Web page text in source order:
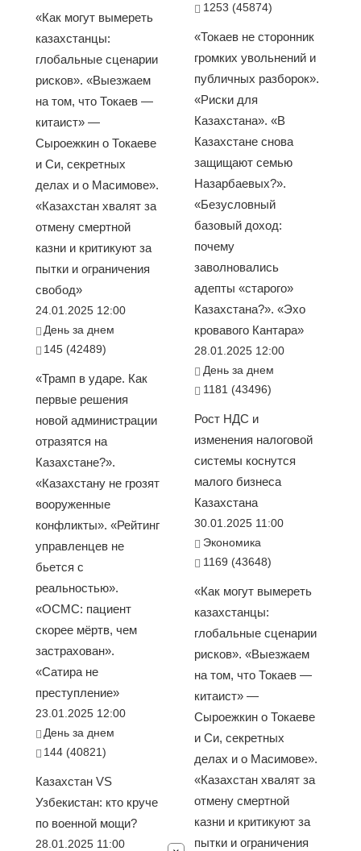
«Как могут вымереть
казахстанцы:
глобальные сценарии
рисков». «Выезжаем
на том, что Токаев —
китаист» —
Сыроежкин о Токаеве
и Си, секретных
делах и о Масимове».
«Казахстан хвалят за
отмену смертной
казни и критикуют за
пытки и ограничения
свобод»
24.01.2025 12:00
День за днем
145 (42489)
«Трамп в ударе. Как
первые решения
новой администрации
отразятся на
Казахстане?».
«Казахстану не грозят
вооруженные
конфликты». «Рейтинг
управленцев не
бьется с
реальностью».
«ОСМС: пациент
скорее мёртв, чем
застрахован».
«Сатира не
преступление»
23.01.2025 12:00
День за днем
144 (40821)
Казахстан VS
Узбекистан: кто круче
по военной мощи?
28.01.2025 11:00
1253 (45874)
«Токаев не сторонник
громких увольнений и
публичных разборок».
«Риски для
Казахстана». «В
Казахстане снова
защищают семью
Назарбаевых?».
«Безусловный
базовый доход:
почему
заволновались
адепты «старого»
Казахстана?». «Эхо
кровавого Кантара»
28.01.2025 12:00
День за днем
1181 (43496)
Рост НДС и
изменения налоговой
системы коснутся
малого бизнеса
Казахстана
30.01.2025 11:00
Экономика
1169 (43648)
«Как могут вымереть
казахстанцы:
глобальные сценарии
рисков». «Выезжаем
на том, что Токаев —
китаист» —
Сыроежкин о Токаеве
и Си, секретных
делах и о Масимове».
«Казахстан хвалят за
отмену смертной
казни и критикуют за
пытки и ограничения